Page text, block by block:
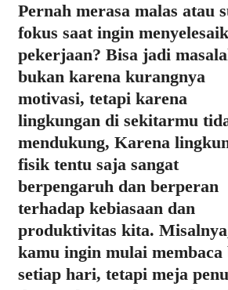
Pernah merasa malas atau
fokus saat ingin
pekerjaan? Bisa jadi
bukan karena kurangnya
motivasi, tetapi karena
lingkungan di sekitarmu
mendukung, Karena
fisik tentu saja sangat
berpengaruh dan berperan
terhadap kebiasaan dan
produktivitas kita.
kamu ingin mulai membaca
setiap hari, tetapi meja